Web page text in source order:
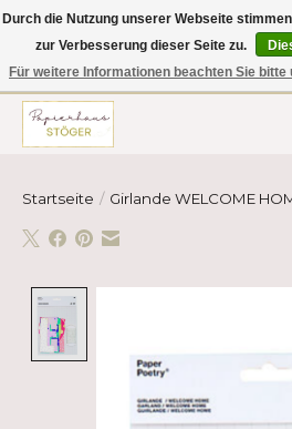
Hier finden Sie hochwertige Produkte im
Schreiben und vieles mehr! Erhalten Sie
Hause oder ins Büro geliefert!
Startseite / Girlande WELCOME
Durch die Nutzung unserer Webseite
zur Verbesserung dieser Seite zu.
Für weitere Informationen beachten Sie